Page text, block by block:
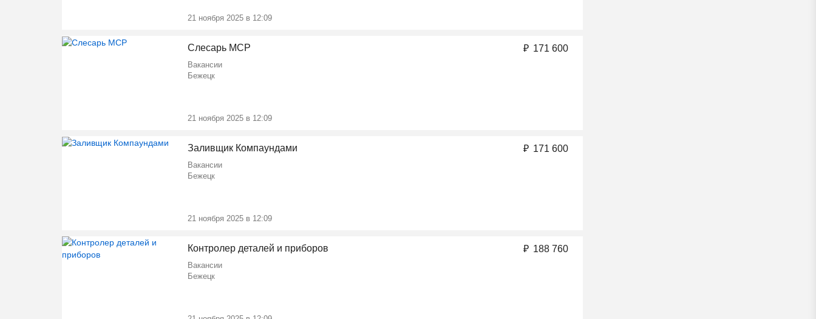
21 ноября 2025 в 12:09
Слесарь МСР
Вакансии
Бежецк
21 ноября 2025 в 12:09
₽ 171 600
Заливщик Компаундами
Вакансии
Бежецк
21 ноября 2025 в 12:09
₽ 171 600
Контролер деталей и приборов
Вакансии
Бежецк
₽ 188 760